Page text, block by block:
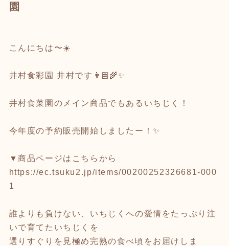
園
こんにちは〜☀️
井村食彩園 井村です👨🏽‍🌾✨
井村食菜園のメイン商品でもあるいちじく！
今年度の予約販売開始しましたー！✨
▼商品ページはこちらから
https://ec.tsuku2.jp/items/00200252326681-000
1
誰よりも負けない、いちじくへの愛情をたっぷり注
いで育てたいちじくを
選りすぐりを見極め完熟の食べ頃をお届けしま